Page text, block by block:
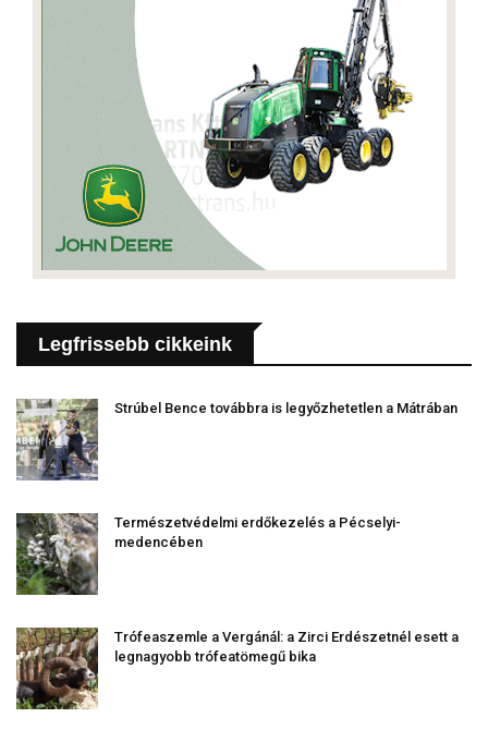
Legfrissebb cikkeink
Strúbel Bence továbbra is legyőzhetetlen a Mátrában
Természetvédelmi erdőkezelés a Pécselyi-
medencében
Trófeaszemle a Vergánál: a Zirci Erdészetnél esett a
legnagyobb trófeatömegű bika